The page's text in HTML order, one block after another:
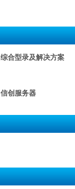
综合型录及解决方案
信创服务器